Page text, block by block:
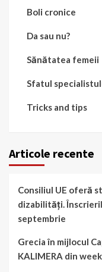
Boli cronice
Da sau nu?
Sănătatea femeii
Sfatul
Tricks and tips
Articole recente
Consiliul UE oferă
dizabilități.
septembrie
Grecia în mijlocul
KALIMERA din